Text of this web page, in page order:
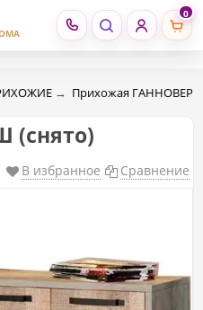
0
→ Прихожая ГАННОВЕР
(снято)
В избранное Сравнение